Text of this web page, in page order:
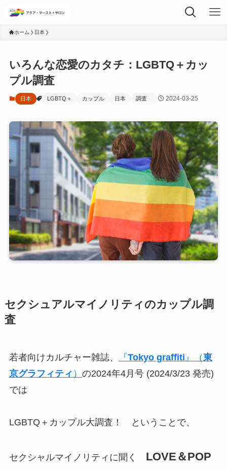
ホーム 日本
いろんな恋愛のカタチ：LGBTQ＋カッ
プル調査
日本 LGBTQ＋ カップル 日本 調査 2024-03-25
セクシュアルマイノリティのカップル調
査
若者向けカルチャー雑誌、 『Tokyo graffiti』（東
京グラフィティ ） の2024年4月号 (2024/3/23 発売)
では
LGBTQ＋カップル大調査！ ということで、
セクシャルマイノリティに聞く LOVE＆POP